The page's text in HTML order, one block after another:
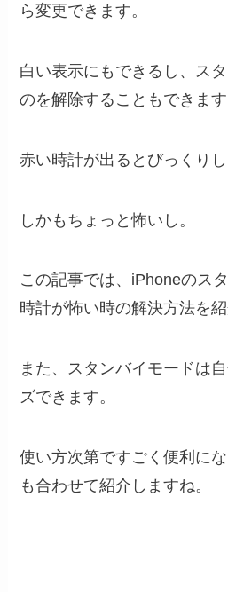
ら変更できます。
白い表示にもできるし、ス
のを解除することもできます
赤い時計が出るとびっくりし
しかもちょっと怖いし。
この記事では、iPhoneのス
時計が怖い時の解決方法を紹
また、スタンバイモードは
ズできます。
使い方次第ですごく便利に
も合わせて紹介しますね。